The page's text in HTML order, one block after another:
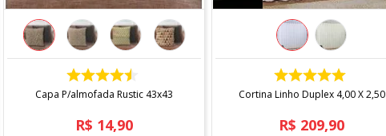
COMPRAR
Capa P/almofada Rustic 43x43
R$ 14,90
COMPRAR
Cortina Linho Duplex 4,00 X 2,50
R$ 209,90